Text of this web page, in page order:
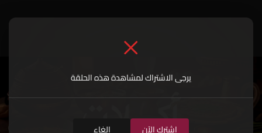
يرجى الاشتراك لمشاهدة هذه الحلقة
اشترك الآن إلغاء